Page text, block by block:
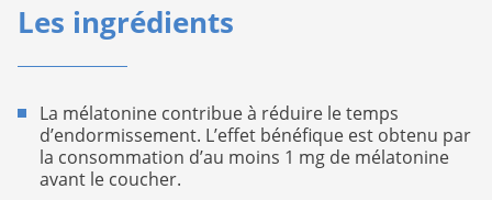
Les ingrédients
La mélatonine contribue à réduire le temps
d’endormissement. L’effet bénéfique est obtenu par
la consommation d’au moins 1 mg de mélatonine
avant le coucher.